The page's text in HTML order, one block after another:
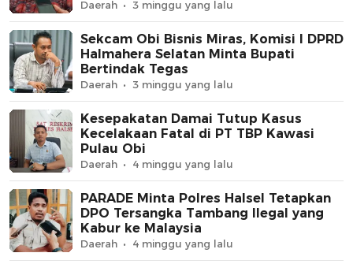
Daerah 3 minggu yang lalu
Sekcam Obi Bisnis Miras, Komisi I DPRD
Halmahera Selatan Minta Bupati
Bertindak Tegas
Daerah 3 minggu yang lalu
Kesepakatan Damai Tutup Kasus
Kecelakaan Fatal di PT TBP Kawasi
Pulau Obi
Daerah 4 minggu yang lalu
PARADE Minta Polres Halsel Tetapkan
DPO Tersangka Tambang Ilegal yang
Kabur ke Malaysia
Daerah 4 minggu yang lalu